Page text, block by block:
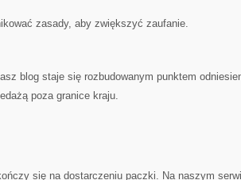
zasady, aby zwiększyć zaufanie.
blog staje się rozbudowanym punktem
poza granice kraju.
się na dostarczeniu paczki. Na naszym